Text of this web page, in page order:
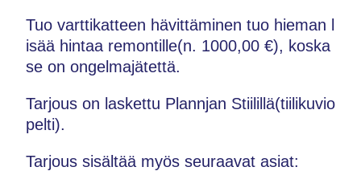
Tuo varttikatteen hävittäminen tuo hieman l
isää hintaa remontille(n. 1000,00 €), koska
se on ongelmajätettä.
Tarjous on laskettu Plannjan Stiilillä(tiilikuvio
pelti).
Tarjous sisältää myös seuraavat asiat: